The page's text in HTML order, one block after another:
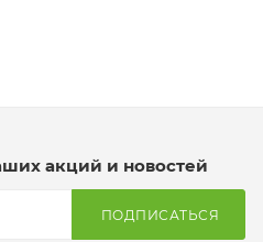
акций и новостей
ПОДПИСАТЬСЯ